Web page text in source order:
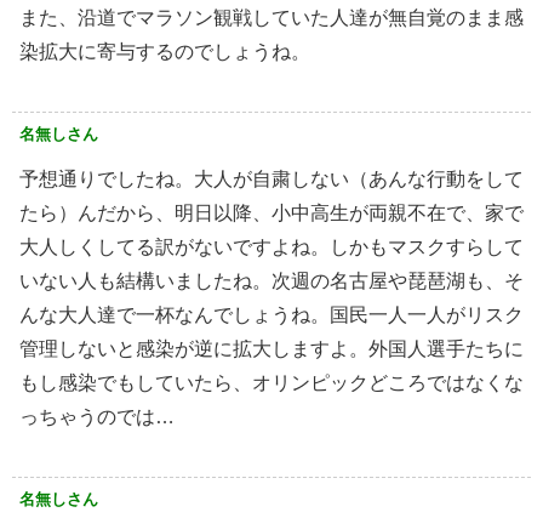
また、沿道でマラソン観戦していた人達が無自覚のまま感
染拡大に寄与するのでしょうね。
名無しさん
予想通りでしたね。大人が自粛しない（あんな行動をして
たら）んだから、明日以降、小中高生が両親不在で、家で
大人しくしてる訳がないですよね。しかもマスクすらして
いない人も結構いましたね。次週の名古屋や琵琶湖も、そ
んな大人達で一杯なんでしょうね。国民一人一人がリスク
管理しないと感染が逆に拡大しますよ。外国人選手たちに
もし感染でもしていたら、オリンピックどころではなくな
っちゃうのでは…
名無しさん